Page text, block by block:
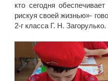
кто сегодня
рискуя своей жизнью»-
2-г класса Г. Н. Загорулько.